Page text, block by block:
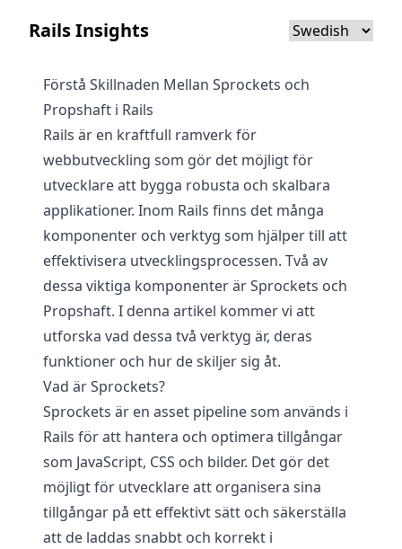
Rails Insights
Förstå Skillnaden Mellan Sprockets och
Propshaft i Rails
Rails är en kraftfull ramverk för
webbutveckling som gör det möjligt för
utvecklare att bygga robusta och skalbara
applikationer. Inom Rails finns det många
komponenter och verktyg som hjälper till att
effektivisera utvecklingsprocessen. Två av
dessa viktiga komponenter är Sprockets och
Propshaft. I denna artikel kommer vi att
utforska vad dessa två verktyg är, deras
funktioner och hur de skiljer sig åt.
Vad är Sprockets?
Sprockets är en asset pipeline som används i
Rails för att hantera och optimera tillgångar
som JavaScript, CSS och bilder. Det gör det
möjligt för utvecklare att organisera sina
tillgångar på ett effektivt sätt och säkerställa
att de laddas snabbt och korrekt i